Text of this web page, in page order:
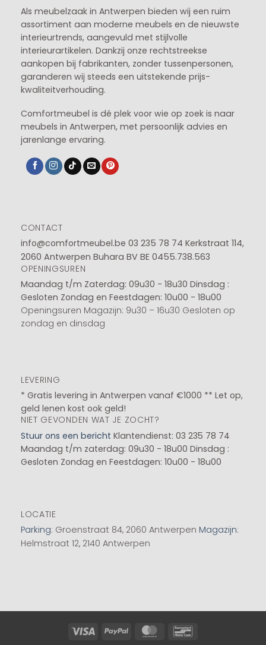
Als meubelzaak in Antwerpen bieden wij een ruim
assortiment aan moderne meubels en de nieuwste
interieurtrends, aangevuld met stijlvolle
interieurartikelen. Dankzij onze rechtstreekse
aankopen bij fabrikanten, zonder tussenpersonen,
garanderen wij steeds een uitstekende prijs-
kwaliteitverhouding.
Comfortmeubel is dé plek voor wie op zoek is naar
meubels in Antwerpen, met persoonlijk advies en
jarenlange ervaring.
CONTACT
info@comfortmeubel.be 03 235 78 74 Kerkstraat 114,
2060 Antwerpen Buhara BV BE 0455.738.563
OPENINGSUREN
Maandag t/m Zaterdag: 09u30 - 18u30 Dinsdag :
Gesloten Zondag en Feestdagen: 10u00 - 18u00
Openingsuren Magazijn: 9u30 – 16u30 Gesloten op
zondag en dinsdag
LEVERING
* Gratis levering in Antwerpen vanaf €1000 ** Let op,
geld lenen kost ook geld!
NIET GEVONDEN WAT JE ZOCHT?
Stuur ons een bericht Klantendienst: 03 235 78 74
Maandag t/m zaterdag: 09u30 - 18u00 Dinsdag :
Gesloten Zondag en Feestdagen: 10u00 - 18u00
LOCATIE
Parking: Groenstraat 84, 2060 Antwerpen Magazijn:
Helmstraat 12, 2140 Antwerpen
Visa PayPal MasterCard